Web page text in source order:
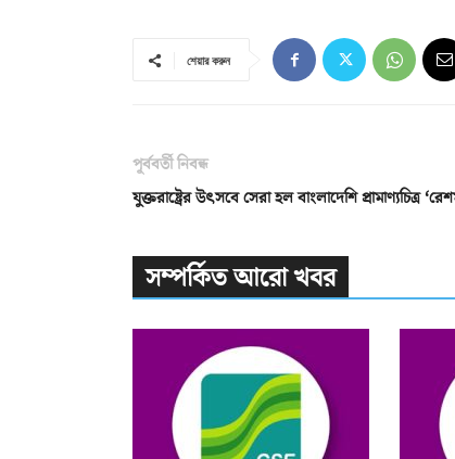
শেয়ার করুন
পূর্ববর্তী নিবন্ধ
যুক্তরাষ্ট্রের উৎসবে সেরা হল বাংলাদেশি প্রামাণ্যচিত্র
সম্পর্কিত আরো খবর